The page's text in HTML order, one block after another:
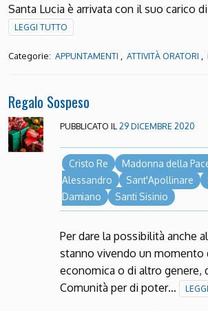
Santa Lucia è arrivata con il suo carico
LEGGI TUTTO
Categorie: APPUNTAMENTI , ATTIVITÀ ORATORI ,
Regalo Sospeso
PUBBLICATO IL29 DICEMBRE 2020
Cristo Re Madonna della
Alessandro
Sant'Apollinare
Damiano
Santi Sisinio
Per dare la possibilità anche
stanno vivendo un momento
economica o di altro genere,
Comunità per di poter…